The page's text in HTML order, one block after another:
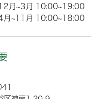
12月~3月 10:00~19:00
月~11月 10:00~18:00